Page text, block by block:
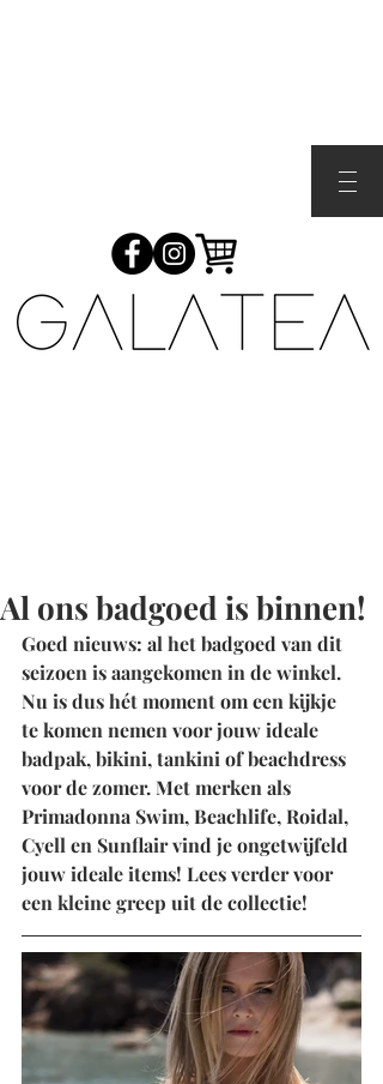
Al ons badgoed is binnen!
Goed nieuws: al het badgoed van dit
seizoen is aangekomen in de winkel.
Nu is dus hét moment om een kijkje
te komen nemen voor jouw ideale
badpak, bikini, tankini of beachdress
voor de zomer. Met merken als
Primadonna Swim, Beachlife, Roidal,
Cyell en Sunflair vind je ongetwijfeld
jouw ideale items! Lees verder voor
een kleine greep uit de collectie!